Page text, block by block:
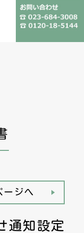
ージへ
通知設定